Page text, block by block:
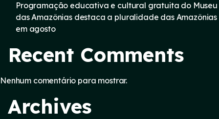
Programação educativa e cultural gratuita do Museu
das Amazônias destaca a pluralidade das Amazônias
em agosto
Recent Comments
Nenhum comentário para mostrar.
Archives